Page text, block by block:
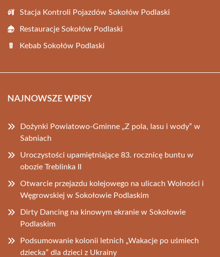
Stacja Kontroli Pojazdów Sokołów Podlaski
Restauracje Sokołów Podlaski
Kebab Sokołów Podlaski
NAJNOWSZE WPISY
Dożynki Powiatowo-Gminne „Z pola, lasu i wody” w
Sabniach
Uroczystości upamiętniające 83. rocznicę buntu w
obozie Treblinka II
Otwarcie przejazdu kolejowego na ulicach Wolności i
Węgrowskiej w Sokołowie Podlaskim
Dirty Dancing na kinowym ekranie w Sokołowie
Podlaskim
Podsumowanie kolonii letnich „Wakacje po uśmiech
dziecka” dla dzieci z Ukrainy